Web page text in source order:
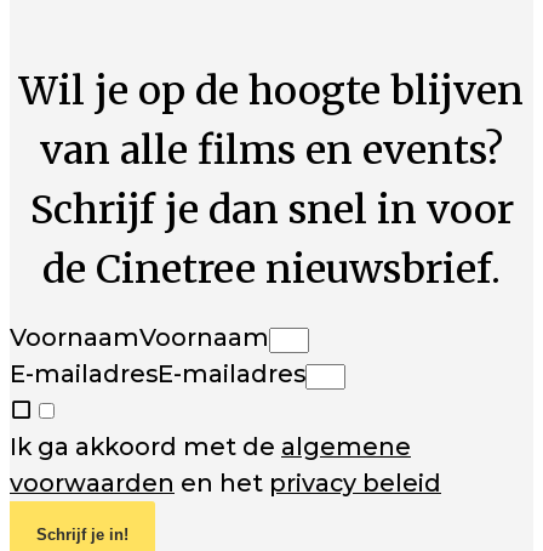
Wil je op de hoogte blijven
van alle films en events?
Schrijf je dan snel in voor
de Cinetree nieuwsbrief.
VoornaamVoornaam
E-mailadresE-mailadres
Ik ga akkoord met de algemene
voorwaarden en het privacy beleid
Schrijf je in!